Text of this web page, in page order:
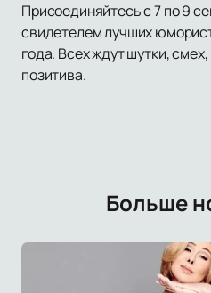
Присоединяйтесь с 7 по 9
свидетелем лучших
года. Всех ждут шутки,
позитива.
Больше